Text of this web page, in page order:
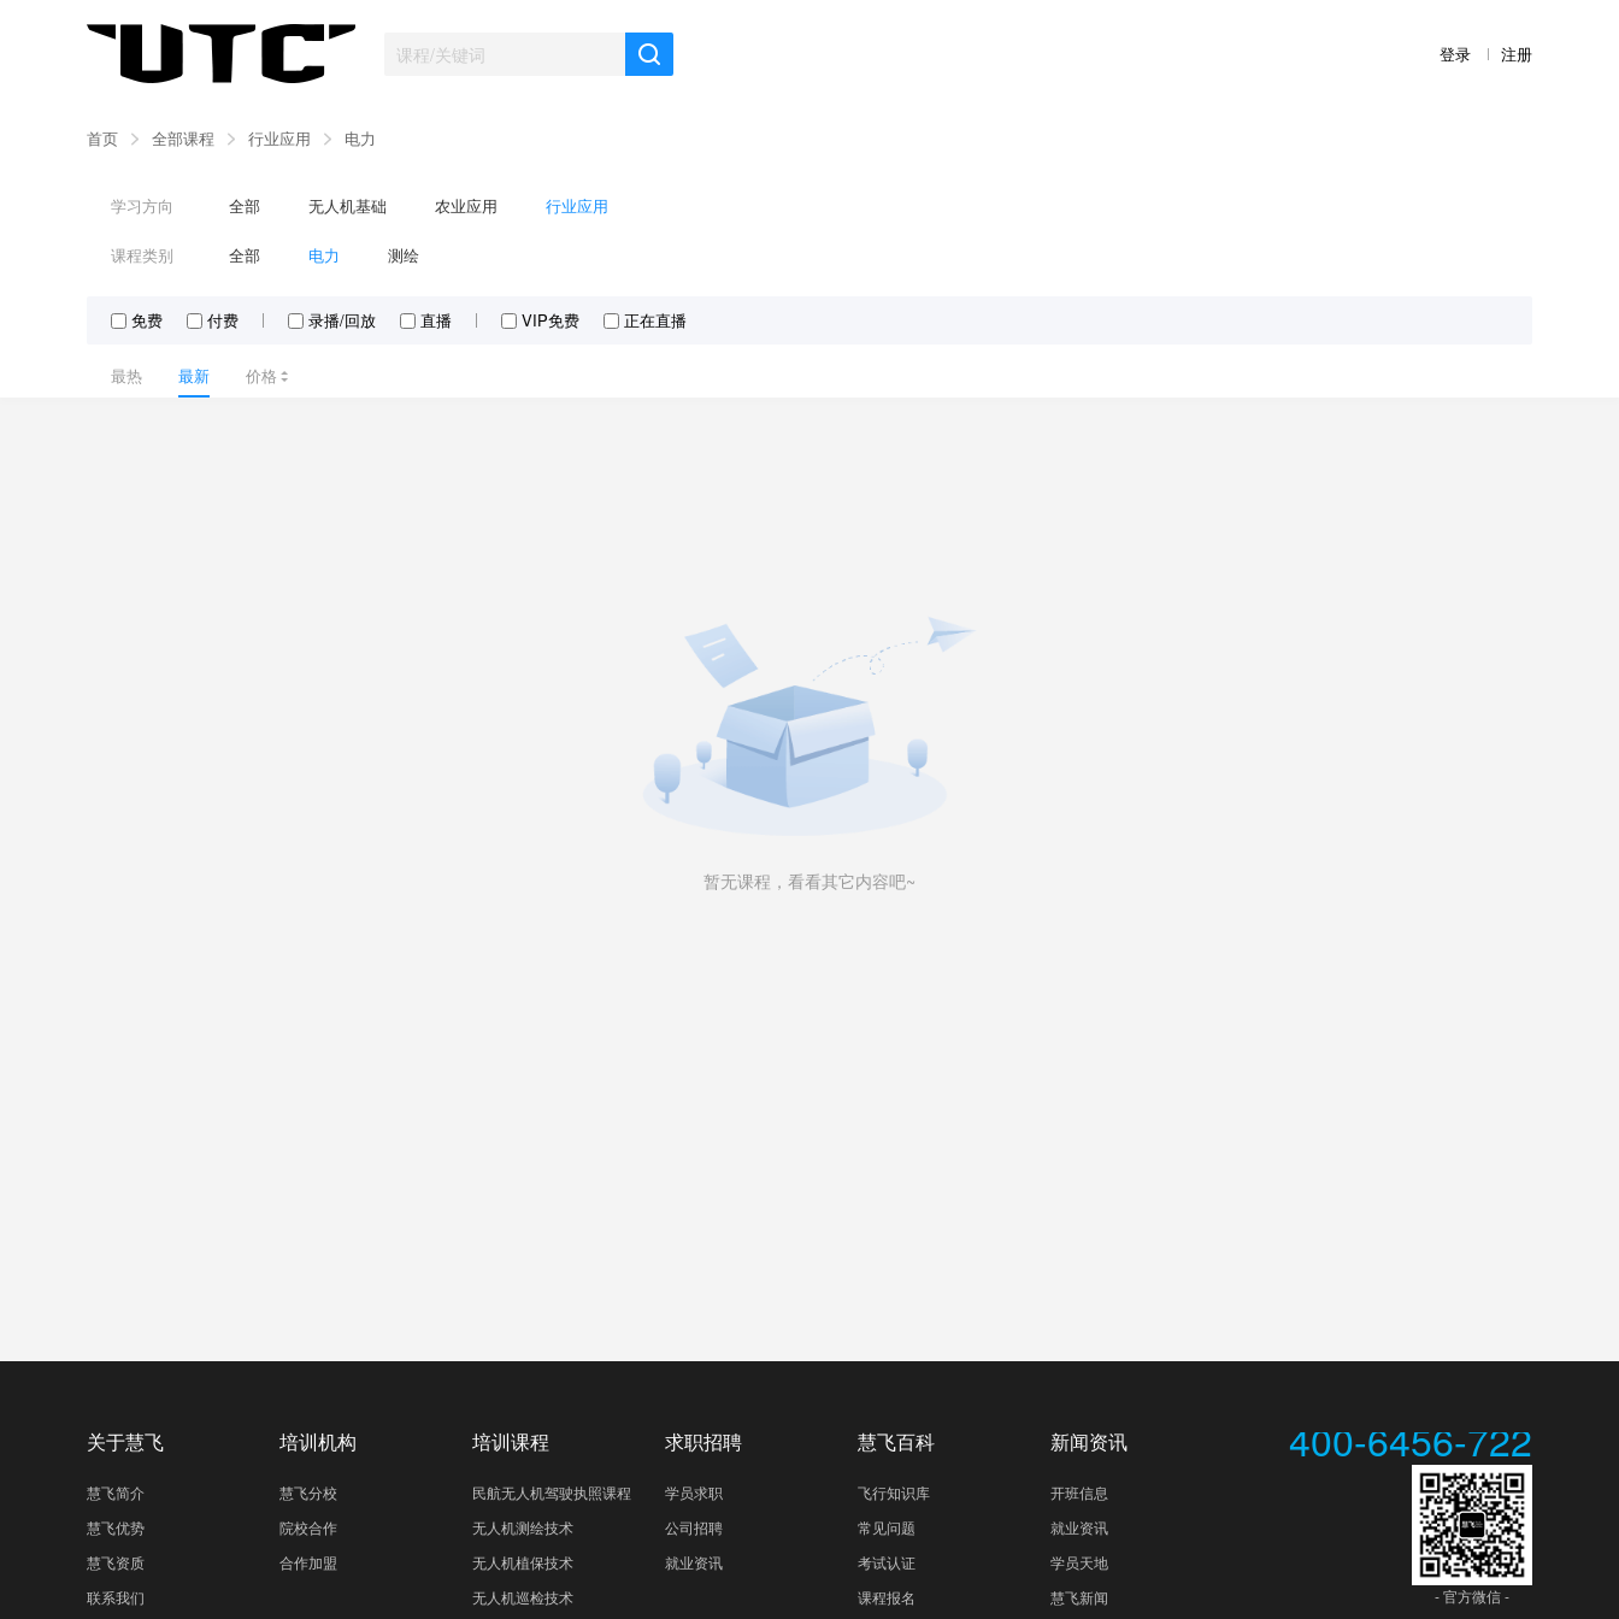
登录 注册
首页 全部课程 行业应用 电力
学习方向 全部 无人机基础 农业应用 行业应用
课程类别 全部 电力 测绘
免费 付费 录播/回放 直播 VIP免费 正在直播
最热 最新 价格
暂无课程，看看其它内容吧~
关于慧飞
慧飞简介
慧飞优势
慧飞资质
联系我们
培训机构
慧飞分校
院校合作
合作加盟
培训课程
民航无人机驾驶执照课程
无人机测绘技术
无人机植保技术
无人机巡检技术
求职招聘
学员求职
公司招聘
就业资讯
慧飞百科
飞行知识库
常见问题
考试认证
课程报名
新闻资讯
开班信息
就业资讯
学员天地
慧飞新闻
400-6456-722
- 官方微信 -